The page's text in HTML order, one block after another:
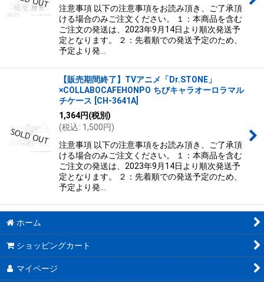
注意事項 以下の注意事項をお読み頂き、ご了承頂
ける場合のみご注文ください。 １：本商品を含む
ご注文の発送は、2023年9月14日より順次発送予
定となります。 ２：先着順での発送予定のため、
予定より発…
【販売期間終了】TVアニメ「Dr.STONE」
×COLLABOCAFEHONPO ちびキャラオーロラマル
チケース
CH-3641A
1,364円(税別)
(税込: 1,500円)
注意事項 以下の注意事項をお読み頂き、ご了承頂
ける場合のみご注文ください。 １：本商品を含む
ご注文の発送は、2023年9月14日より順次発送予
定となります。 ２：先着順での発送予定のため、
予定より発…
ホーム
ショッピングカート
マイページ